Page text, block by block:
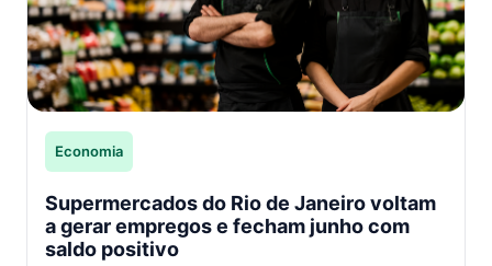
Economia
Supermercados do Rio de Janeiro voltam
a gerar empregos e fecham junho com
saldo positivo